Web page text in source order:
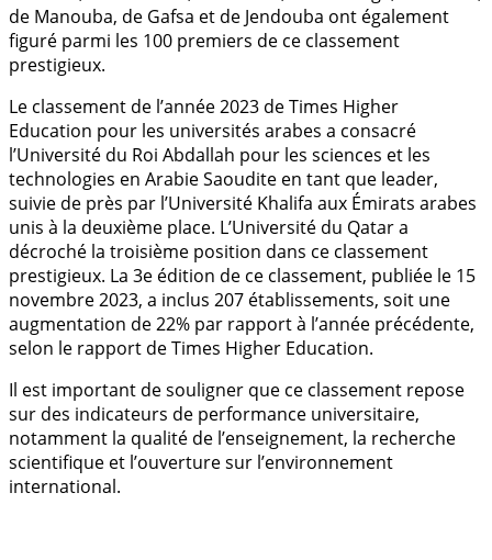
de Manouba, de Gafsa et de Jendouba ont également
figuré parmi les 100 premiers de ce classement
prestigieux.
Le classement de l’année 2023 de Times Higher
Education pour les universités arabes a consacré
l’Université du Roi Abdallah pour les sciences et les
technologies en Arabie Saoudite en tant que leader,
suivie de près par l’Université Khalifa aux Émirats arabes
unis à la deuxième place. L’Université du Qatar a
décroché la troisième position dans ce classement
prestigieux. La 3e édition de ce classement, publiée le 15
novembre 2023, a inclus 207 établissements, soit une
augmentation de 22% par rapport à l’année précédente,
selon le rapport de Times Higher Education.
Il est important de souligner que ce classement repose
sur des indicateurs de performance universitaire,
notamment la qualité de l’enseignement, la recherche
scientifique et l’ouverture sur l’environnement
international.